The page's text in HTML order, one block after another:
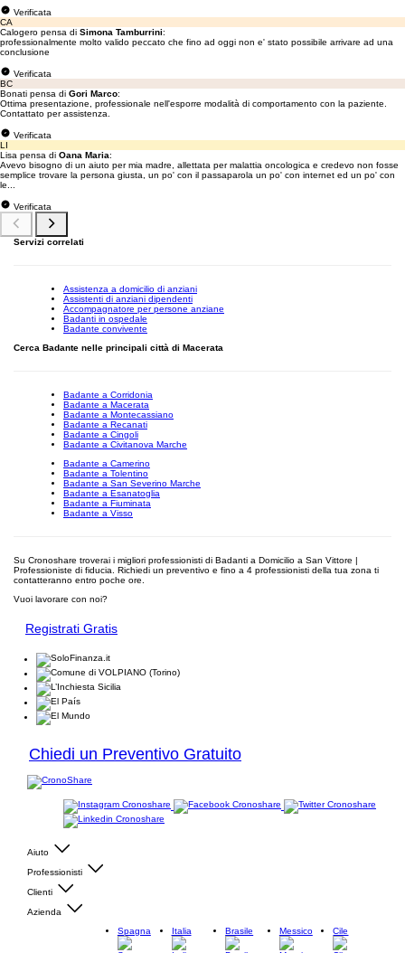
Verificata
CA
Calogero pensa di Simona Tamburrini:
professionalmente molto valido peccato che fino ad oggi non e' stato possibile arrivare ad una
conclusione
Verificata
BC
Bonati pensa di Gori Marco:
Ottima presentazione, professionale nell'esporre modalità di comportamento con la paziente.
Contattato per assistenza.
Verificata
LI
Lisa pensa di Oana Maria:
Avevo bisogno di un aiuto per mia madre, allettata per malattia oncologica e credevo non fosse
semplice trovare la persona giusta, un po' con il passaparola un po' con internet ed un po' con
le...
Verificata
Servizi correlati
Assistenza a domicilio di anziani
Assistenti di anziani dipendenti
Accompagnatore per persone anziane
Badanti in ospedale
Badante convivente
Cerca Badante nelle principali città di Macerata
Badante a Corridonia
Badante a Macerata
Badante a Montecassiano
Badante a Recanati
Badante a Cingoli
Badante a Civitanova Marche
Badante a Camerino
Badante a Tolentino
Badante a San Severino Marche
Badante a Esanatoglia
Badante a Fiuminata
Badante a Visso
Su Cronoshare troverai i migliori professionisti di Badanti a Domicilio a San Vittore |
Professioniste di fiducia. Richiedi un preventivo e fino a 4 professionisti della tua zona ti
contatteranno entro poche ore.
Vuoi lavorare con noi?
Registrati Gratis
Chiedi un Preventivo Gratuito
Aiuto
Professionisti
Clienti
Azienda
Spagna
Italia Brasile Messico Cile